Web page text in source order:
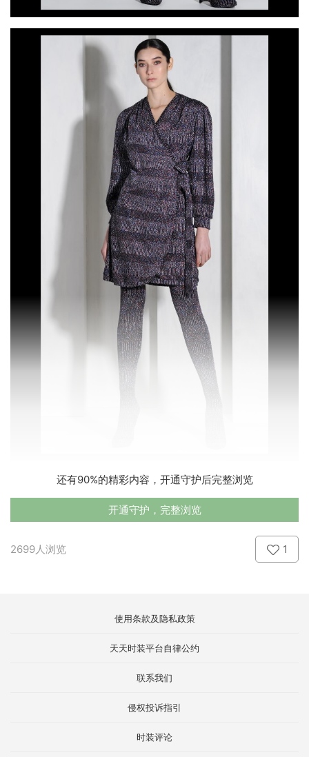
还有90%的精彩内容，开通守护后完整浏览
开通守护，完整浏览
2699人浏览 1
使用条款及隐私政策
天天时装平台自律公约
联系我们
侵权投诉指引
时装评论